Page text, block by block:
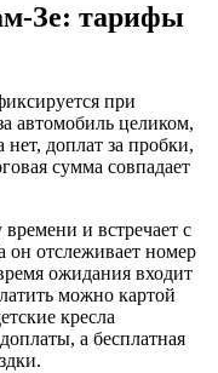
Зе: тарифы
при
автомобиль целиком,
доплат за пробки,
сумма совпадает
и встречает с
он отслеживает номер
ожидания входит
можно картой
кресла
а бесплатная